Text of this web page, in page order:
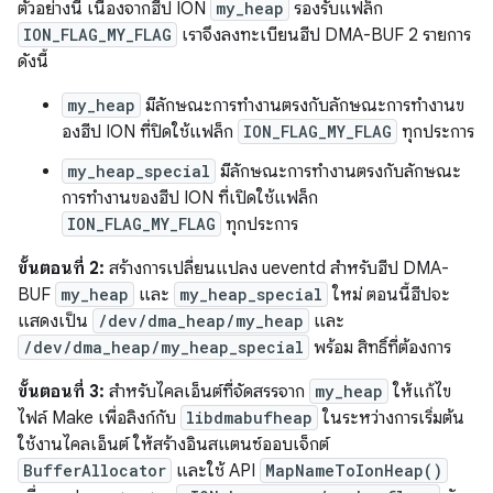
ตัวอย่างนี้ เนื่องจากฮีป ION my_heap รองรับแฟล็ก
ION_FLAG_MY_FLAG เราจึงลงทะเบียนฮีป DMA-BUF 2 รายการ
ดังนี้
my_heap มีลักษณะการทำงานตรงกับลักษณะการทำงานข
องฮีป ION ที่ปิดใช้แฟล็ก ION_FLAG_MY_FLAG ทุกประการ
my_heap_special มีลักษณะการทำงานตรงกับลักษณะ
การทำงานของฮีป ION ที่เปิดใช้แฟล็ก
ION_FLAG_MY_FLAG ทุกประการ
ขั้นตอนที่ 2: สร้างการเปลี่ยนแปลง ueventd สำหรับฮีป DMA-
BUF my_heap และ my_heap_special ใหม่ ตอนนี้ฮีปจะ
แสดงเป็น
/dev/dma_heap/my_heap และ
/dev/dma_heap/my_heap_special พร้อม สิทธิ์ที่ต้องการ
ขั้นตอนที่ 3: สำหรับไคลเอ็นต์ที่จัดสรรจาก my_heap ให้แก้ไข
ไฟล์ Make เพื่อลิงก์กับ libdmabufheap ในระหว่างการเริ่มต้น
ใช้งานไคลเอ็นต์ ให้สร้างอินสแตนซ์ออบเจ็กต์
BufferAllocator และใช้ API MapNameToIonHeap()